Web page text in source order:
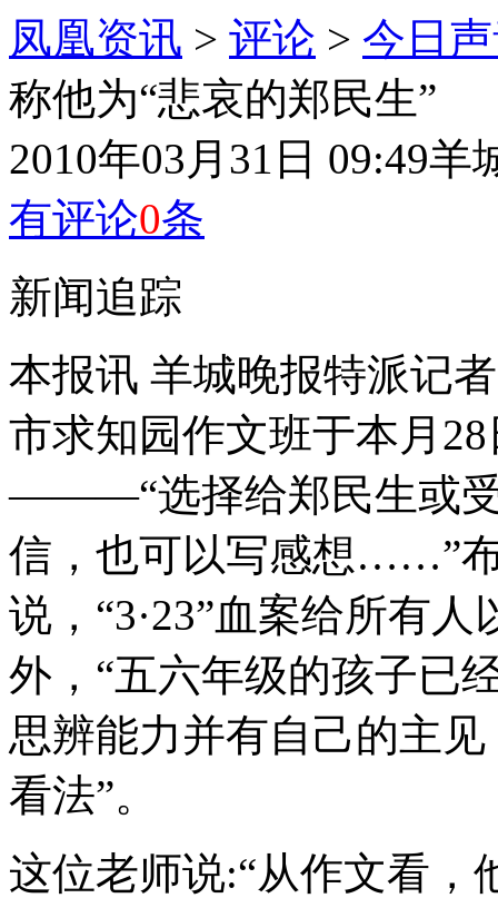
凤凰资讯 > 评论 > 今日
称他为“悲哀的郑民生”
2010年03月31日 09:49羊
有评论0条
新闻追踪
本报讯 羊城晚报特派记
市求知园作文班于本月
———“选择给郑民生或受
信，也可以写感想……”
说，“3·23”血案给所有
外，“五六年级的孩子已
思辨能力并有自己的主
看法”。
这位老师说:“从作文看，